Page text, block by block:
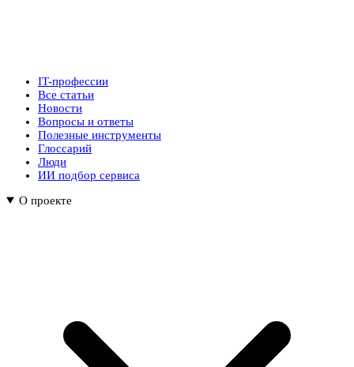
IT-профессии
Все статьи
Новости
Вопросы и ответы
Полезные инструменты
Глоссарий
Люди
ИИ подбор сервиса
О проекте